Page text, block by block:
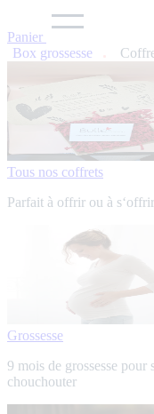
Panier
Box grossesse
Tous nos coffrets
Parfait à offrir ou à s‘offrir
Grossesse
9 mois de grossesse pour
chouchouter